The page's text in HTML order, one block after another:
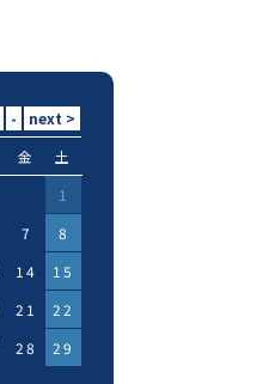
金
土
1
7
8
14
15
21
22
28
29